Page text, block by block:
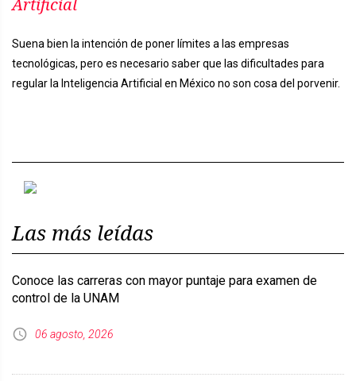
Suena bien la intención de poner límites a las empresas
tecnológicas, pero es necesario saber que las dificultades para
regular la Inteligencia Artificial en México no son cosa del porvenir.
Las más leídas
Conoce las carreras con mayor puntaje para examen de
control de la UNAM
06 agosto, 2026